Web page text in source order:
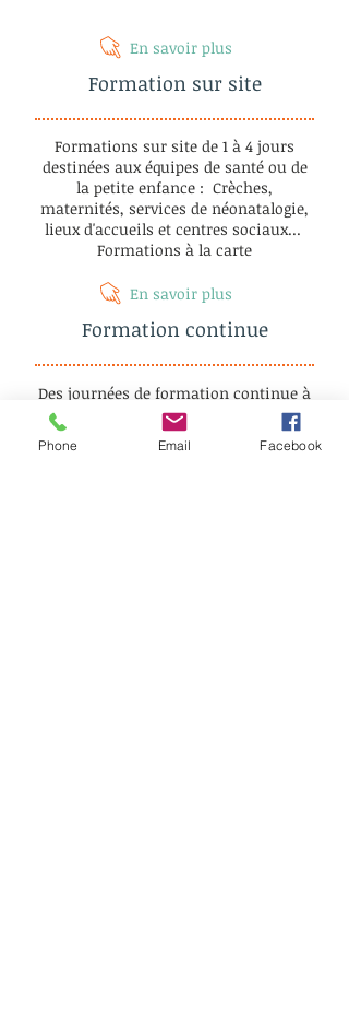
En savoir plus
Formation sur site
Formations sur site de 1 à 4 jours
destinées aux équipes de santé ou de
la petite enfance : Crèches,
maternités, services de néonatalogie,
lieux d'accueils et centres sociaux...
Formations à la carte
En savoir plus
Formation continue
Des journées de formation continue à
destination des conseiller
s
certifié
s et à jour de leur adhésion
Journées à thème, avec des
Phone Email Facebook